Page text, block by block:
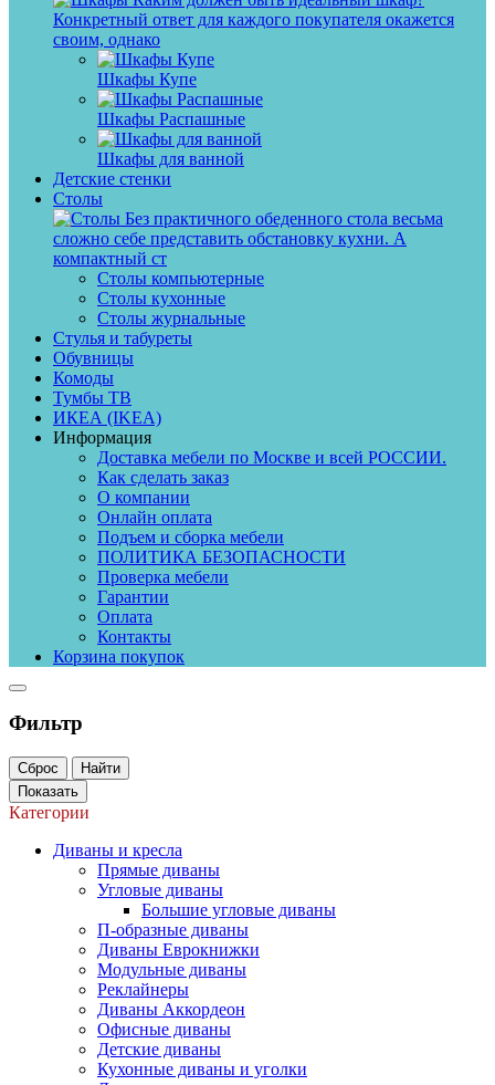
Конкретный ответ для каждого покупателя окажется
своим, однако
Шкафы Купе
Шкафы Распашные
Шкафы для ванной
Детские стенки
Столы
Без практичного обеденного стола весьма
сложно себе представить обстановку кухни. А
компактный ст
Столы компьютерные
Столы кухонные
Столы журнальные
Стулья и табуреты
Обувницы
Комоды
Тумбы ТВ
ИКЕА (IKEA)
Информация
Доставка мебели по Москве и всей РОССИИ.
Как сделать заказ
О компании
Онлайн оплата
Подъем и сборка мебели
ПОЛИТИКА БЕЗОПАСНОСТИ
Проверка мебели
Гарантии
Оплата
Контакты
Корзина покупок
Фильтр
Сброс
Найти
Показать
Категории
Диваны и кресла
Прямые диваны
Угловые диваны
Большие угловые диваны
П-образные диваны
Диваны Еврокнижки
Модульные диваны
Реклайнеры
Диваны Аккордеон
Офисные диваны
Детские диваны
Кухонные диваны и уголки